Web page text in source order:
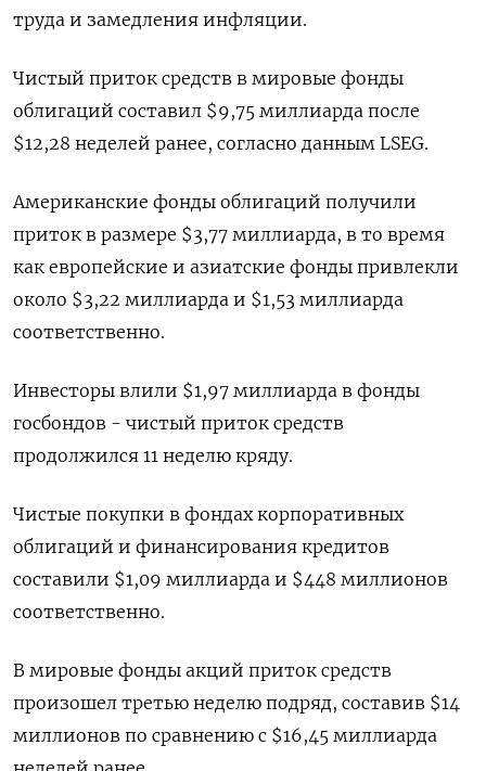
труда и замедления инфляции.
Чистый приток средств в мировые фонды
облигаций составил $9,75 миллиарда после
$12,28 неделей ранее, согласно данным LSEG.
Американские фонды облигаций получили
приток в размере $3,77 миллиарда, в то время
как европейские и азиатские фонды привлекли
около $3,22 миллиарда и $1,53 миллиарда
соответственно.
Инвесторы влили $1,97 миллиарда в фонды
госбондов - чистый приток средств
продолжился 11 неделю кряду.
Чистые покупки в фондах корпоративных
облигаций и финансирования кредитов
составили $1,09 миллиарда и $448 миллионов
соответственно.
В мировые фонды акций приток средств
произошел третью неделю подряд, составив $14
миллионов по сравнению с $16,45 миллиарда